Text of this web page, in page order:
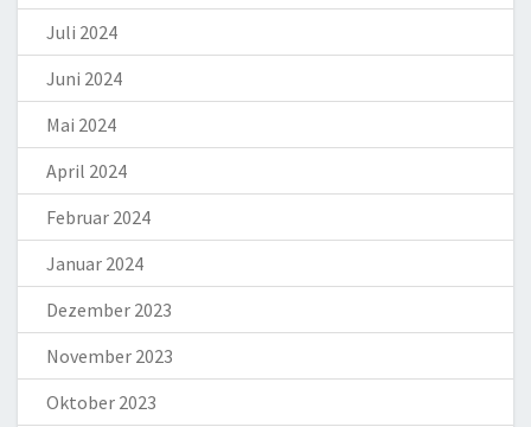
Juli 2024
Juni 2024
Mai 2024
April 2024
Februar 2024
Januar 2024
Dezember 2023
November 2023
Oktober 2023